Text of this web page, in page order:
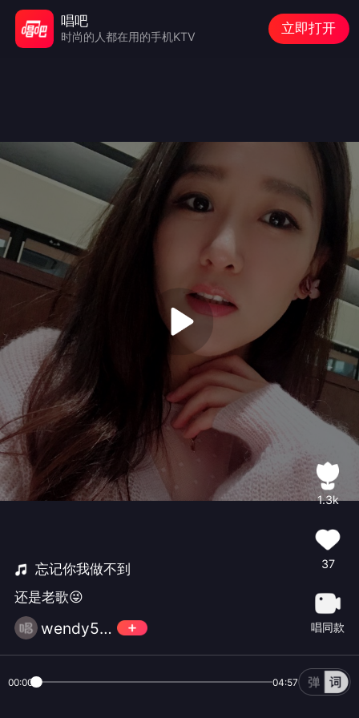
忘记你我做不到
还是老歌😜
wendy52456
1.3k
37
唱同款
00:00 04:57
唱吧
时尚的人都在用的手机KTV
立即打开